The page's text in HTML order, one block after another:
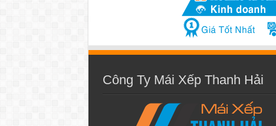
Công Ty Mái Xếp Thanh Hải